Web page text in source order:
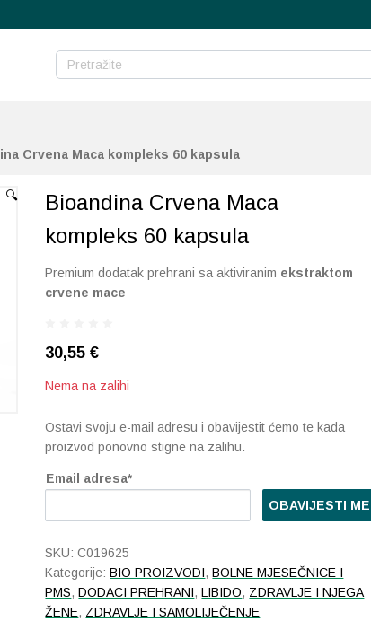
Crvena Maca kompleks 60 kapsula
🔍
Bioandina Crvena Maca
kompleks 60 kapsula
Premium dodatak prehrani sa aktiviranim ekstraktom
crvene mace
30,55€
Nema na zalihi
Ostavi svoju e-mail adresu i obavijestit ćemo te kada
proizvod ponovno stigne na zalihu.
Email adresa*
OBAVIJESTI ME
SKU:C019625
Kategorije:BIO PROIZVODI,BOLNE MJESEČNICE I
PMS,DODACI PREHRANI,LIBIDO, ZDRAVLJE I NJEGA
ŽENE, ZDRAVLJE I SAMOLIJEČENJE